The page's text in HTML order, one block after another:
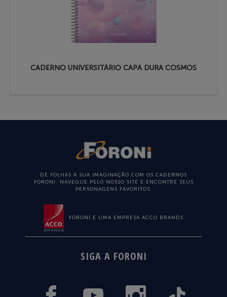
CADERNO UNIVERSITÁRIO CAPA DURA COSMOS
DÊ FOLHAS À SUA IMAGINAÇÃO COM OS CADERNOS
FORONI. NAVEGUE PELO NOSSO SITE E ENCONTRE SEUS
PERSONAGENS FAVORITOS.
FORONI É UMA EMPRESA ACCO BRANDS
SIGA A FORONI